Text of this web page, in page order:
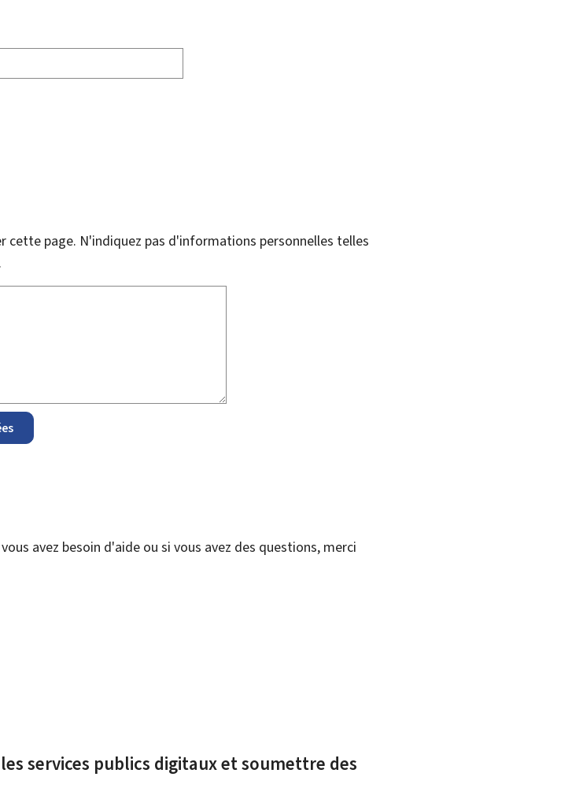
cette page. N'indiquez pas d'informations personnelles telles
avez besoin d'aide ou si vous avez des questions, merci
services publics digitaux et soumettre des